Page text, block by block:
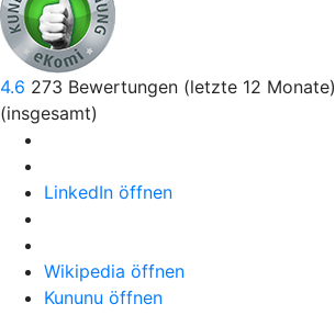
4.6 273 Bewertungen (letzte 12 Monate)
(insgesamt)
LinkedIn öffnen
Wikipedia öffnen
Kununu öffnen